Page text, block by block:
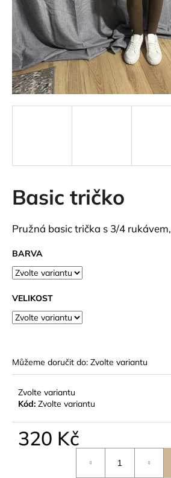
Basic tričko
Pružná basic trička s 3/4 rukávem,
BARVA
VELIKOST
Můžeme doručit do: Zvolte variantu
Zvolte variantu
Kód: Zvolte variantu
320 Kč
a
j
í
t
?
D
o
o
u
č
j
e
m